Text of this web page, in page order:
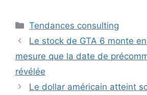
Catégories
Tendances consulting
Le stock de GTA 6 monte
mesure que la date de
révélée
Le dollar américain atteint